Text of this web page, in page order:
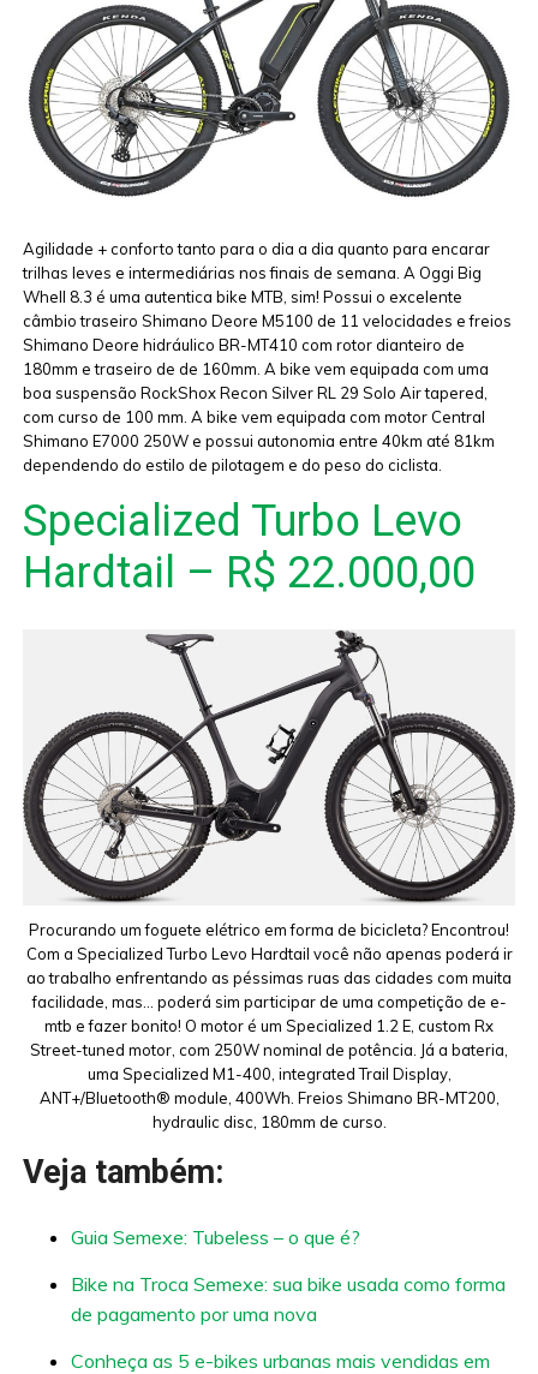
Agilidade + conforto tanto para o dia a dia quanto para encarar
trilhas leves e intermediárias nos finais de semana. A Oggi Big
Whell 8.3 é uma autentica bike MTB, sim! Possui o excelente
câmbio traseiro Shimano Deore M5100 de 11 velocidades e freios
Shimano Deore hidráulico BR-MT410 com rotor dianteiro de
180mm e traseiro de de 160mm. A bike vem equipada com uma
boa suspensão RockShox Recon Silver RL 29 Solo Air tapered,
com curso de 100 mm. A bike vem equipada com motor Central
Shimano E7000 250W e possui autonomia entre 40km até 81km
dependendo do estilo de pilotagem e do peso do ciclista.
Specialized Turbo Levo
Hardtail – R$ 22.000,00
Procurando um foguete elétrico em forma de bicicleta? Encontrou!
Com a Specialized Turbo Levo Hardtail você não apenas poderá ir
ao trabalho enfrentando as péssimas ruas das cidades com muita
facilidade, mas… poderá sim participar de uma competição de e-
mtb e fazer bonito! O motor é um Specialized 1.2 E, custom Rx
Street-tuned motor, com 250W nominal de potência. Já a bateria,
uma Specialized M1-400, integrated Trail Display,
ANT+/Bluetooth® module, 400Wh. Freios Shimano BR-MT200,
hydraulic disc, 180mm de curso.
Veja também:
Guia Semexe: Tubeless – o que é?
Bike na Troca Semexe: sua bike usada como forma
de pagamento por uma nova
Conheça as 5 e-bikes urbanas mais vendidas em